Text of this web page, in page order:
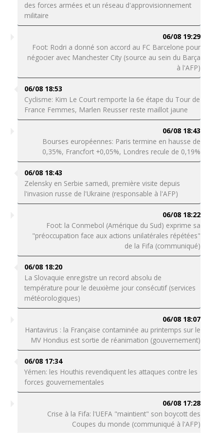
des forces armées et un réseau d'approvisionnement
militaire
06/08 19:29
Foot: Rodri a donné son accord au FC Barcelone pour
négocier avec Manchester City (source au sein du Barça
à l'AFP)
06/08 18:53
Cyclisme: Kim Le Court remporte la 6e étape du Tour de
France Femmes, Marlen Reusser reste maillot jaune
06/08 18:43
Bourses européennes: Paris termine en hausse de
0,35%, Francfort +0,05%, Londres recule de 0,19%
06/08 18:43
Zelensky en Serbie samedi, première visite depuis
l'invasion russe de l'Ukraine (responsable à l'AFP)
06/08 18:22
Foot: la Conmebol (Amérique du Sud) exprime sa
"préoccupation face aux actions unilatérales répétées"
de la Fifa (communiqué)
06/08 18:20
La Slovaquie enregistre un record absolu de
température pour le deuxième jour consécutif (services
météorologiques)
06/08 18:07
Hantavirus : la Française contaminée au printemps sur le
MV Hondius est sortie de réanimation (gouvernement)
06/08 17:34
Yémen: les Houthis revendiquent les attaques contre les
forces gouvernementales
06/08 17:28
Crise à la Fifa: l'UEFA "maintient" son boycott des
Coupes du monde (communiqué à l'AFP)